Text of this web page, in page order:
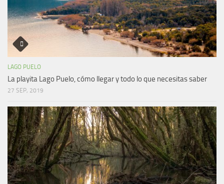
LAGO PUELO
La playita Lago Puelo, cómo llegar y todo lo que necesitas saber
27 SEP, 2019